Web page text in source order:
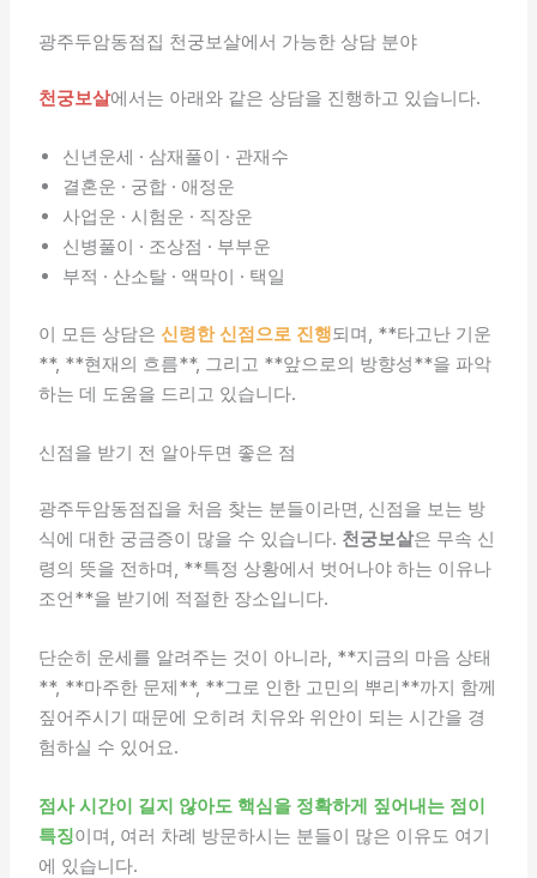
광주두암동점집 천궁보살에서 가능한 상담 분야
천궁보살에서는 아래와 같은 상담을 진행하고 있습니다.
신년운세 · 삼재풀이 · 관재수
결혼운 · 궁합 · 애정운
사업운 · 시험운 · 직장운
신병풀이 · 조상점 · 부부운
부적 · 산소탈 · 액막이 · 택일
이 모든 상담은신령한 신점으로 진행되며, **타고난 기운
**, **현재의 흐름**, 그리고 **앞으로의 방향성**을 파악
하는 데 도움을 드리고 있습니다.
신점을 받기 전 알아두면 좋은 점
광주두암동점집을 처음 찾는 분들이라면, 신점을 보는 방
식에 대한 궁금증이 많을 수 있습니다. 천궁보살은 무속 신
령의 뜻을 전하며, **특정 상황에서 벗어나야 하는 이유나
조언**을 받기에 적절한 장소입니다.
단순히 운세를 알려주는 것이 아니라, **지금의 마음 상태
**, **마주한 문제**, **그로 인한 고민의 뿌리**까지 함께
짚어주시기 때문에 오히려 치유와 위안이 되는 시간을 경
험하실 수 있어요.
점사 시간이 길지 않아도 핵심을 정확하게 짚어내는 점이
특징이며, 여러 차례 방문하시는 분들이 많은 이유도 여기
에 있습니다.